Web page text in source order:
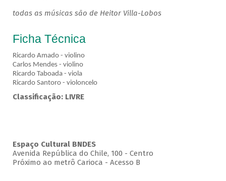
todas as músicas são de Heitor Villa-Lobos
Ficha Técnica
Ricardo Amado - violino
Carlos Mendes - violino
Ricardo Taboada - viola
Ricardo Santoro - violoncelo
Classificação: LIVRE
Espaço Cultural BNDES
Avenida República do Chile, 100 - Centro
Próximo ao metrô Carioca - Acesso B